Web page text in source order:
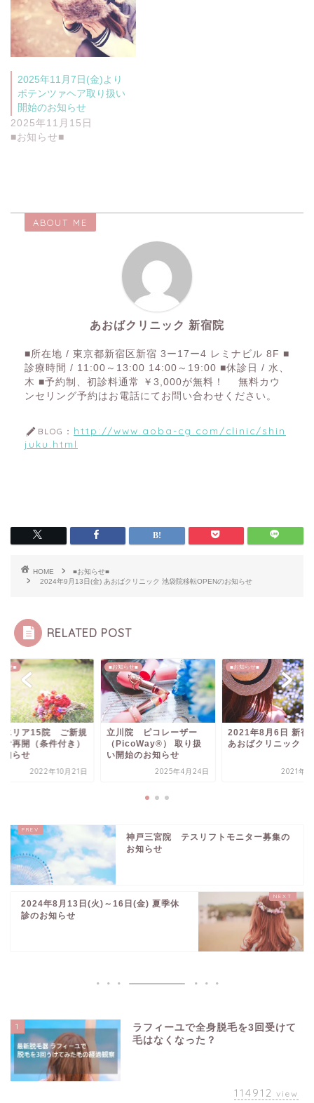
2025年11月7日(金)より
ポテンツァヘア取り扱い
開始のお知らせ
2025年11月15日
■お知らせ■
ABOUT ME
あおばクリニック 新宿院
■所在地 / 東京都新宿区新宿 3ー17ー4 レミナビル 8F ■
診療時間 / 11:00～13:00 14:00～19:00 ■休診日 / 水、
木 ■予約制、初診料通常 ￥3,000が無料！ 無料カウ
ンセリング予約はお電話にてお問い合わせください。
BLOG： http://www.aoba-cg.com/clinic/shin
juku.html
HOME
■お知らせ■
2024年9月13日(金) あおばクリニック 池袋院移転OPENのお知らせ
RELATED POST
らせ■
エリア15院 ご新規
付再開（条件付き）
知らせ
2022年10月21日
■お知らせ■
立川院 ピコレーザー
（PicoWay®） 取り扱
い開始のお知らせ
2025年4月24日
■お知らせ■
2021年8月6日 新宿
あおばクリニック
2021年8
神戸三宮院 テスリフトモニター募集の
お知らせ
2024年8月13日(火)～16日(金) 夏季休
診のお知らせ
1
ラフィーユで全身脱毛を3回受けて
毛はなくなった？
114912 view